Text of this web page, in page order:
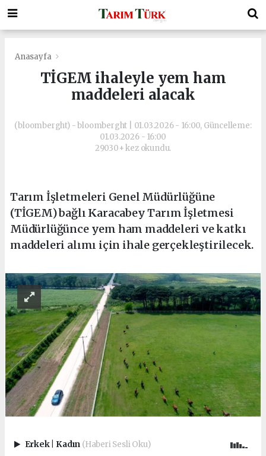
Anasayfa
TİGEM ihaleyle yem ham
maddeleri alacak
(bloomberght) - bloomberght | 01.03.2026 - 16:00, Güncelleme:
01.03.2026 - 16:00
29030+ kez okundu.
Tarım İşletmeleri Genel Müdürlüğüne
(TİGEM) bağlı Karacabey Tarım İşletmesi
Müdürlüğünce yem ham maddeleri ve katkı
maddeleri alımı için ihale gerçekleştirilecek.
Erkek Kadın (Haberi Sesli Oku)